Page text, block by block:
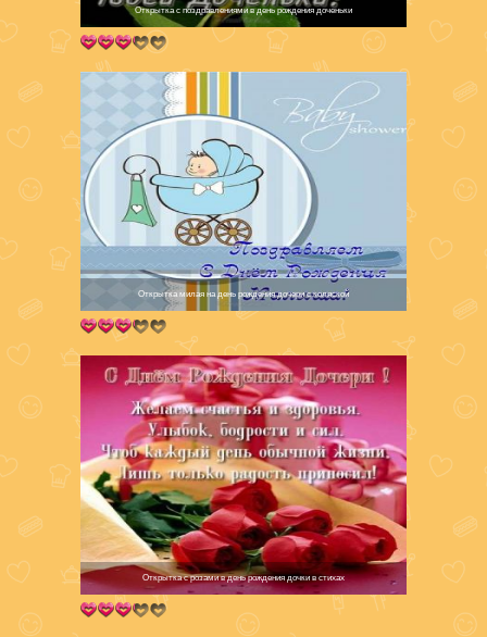
Открытка с поздравлениями в день рождения доченьки
Открытка милая на день рождения дочери с коляской
Открытка с розами в день рождения дочки в стихах